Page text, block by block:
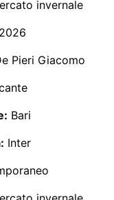
invernale
Pieri Giacomo
Bari
Inter